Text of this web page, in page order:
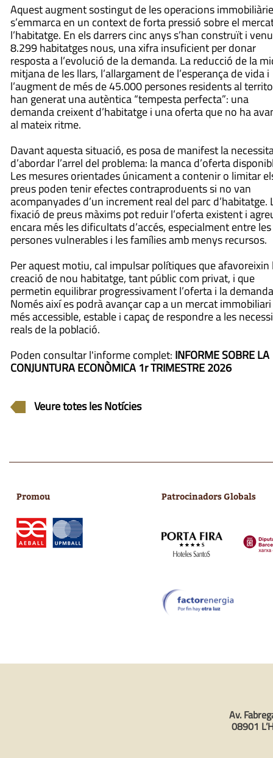
Aquest augment sostingut de les operacions
s’emmarca en un context de forta pressió sobre el
l’habitatge. En els darrers cinc anys s’han construït i
8.299 habitatges nous, una xifra insuficient per donar
resposta a l’evolució de la demanda. La reducció de la
mitjana de les llars, l’allargament de l’esperança de vida i
l’augment de més de 45.000 persones residents al
han generat una autèntica “tempesta perfecta”: una
demanda creixent d’habitatge i una oferta que no ha
al mateix ritme.
Davant aquesta situació, es posa de manifest la
d’abordar l’arrel del problema: la manca d’oferta
Les mesures orientades únicament a contenir o limitar
preus poden tenir efectes contraproduents si no van
acompanyades d’un increment real del parc d’habitatge.
fixació de preus màxims pot reduir l’oferta existent i
encara més les dificultats d’accés, especialment entre les
persones vulnerables i les famílies amb menys recursos.
Per aquest motiu, cal impulsar polítiques que afavoreixin
creació de nou habitatge, tant públic com privat, i que
permetin equilibrar progressivament l’oferta i la
Només així es podrà avançar cap a un mercat immobiliari
més accessible, estable i capaç de respondre a les
reals de la població.
Poden consultar l'informe complet: INFORME SOBRE LA
CONJUNTURA ECONÒMICA 1r TRIMESTRE 2026
Veure totes les Notícies
Promou Patrocinadors Globals
Av.
08901